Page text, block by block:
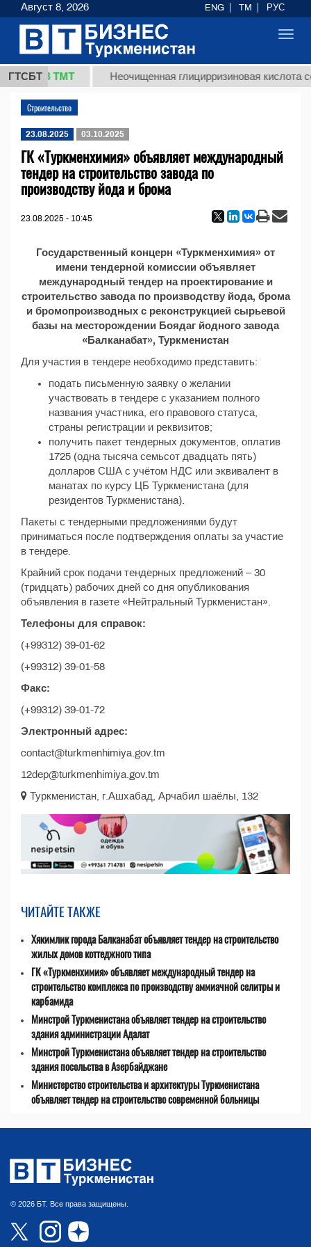
ГТСБТ
37,8 ТМТ Неочищенная глицирризиновая кислота
Строительство
23.08.2025 03.10.2025
ГК «Туркменхимия» объявляет международный
тендер на строительство завода по
производству йода и брома
23.08.2025 - 10:45
Государственный концерн «Туркменхимия» от
имени тендерной комиссии объявляет
международный тендер на проектирование и
строительство завода по производству йода, брома
и бромопроизводных с реконструкцией сырьевой
базы на месторождении Боядаг йодного завода
«Балканабат», Туркменистан
Для участия в тендере необходимо представить:
подать письменную заявку о желании
участвовать в тендере с указанием полного
названия участника, его правового статуса,
страны регистрации и реквизитов;
получить пакет тендерных документов, оплатив
1725 (одна тысяча семьсот двадцать пять)
долларов США с учётом НДС или эквивалент в
манатах по курсу ЦБ Туркменистана (для
резидентов Туркменистана).
Пакеты с тендерными предложениями будут
приниматься после подтверждения оплаты за участие
в тендере.
Крайний срок подачи тендерных предложений – 30
(тридцать) рабочих дней со дня опубликования
объявления в газете «Нейтральный Туркменистан».
Телефоны для справок:
(+99312) 39-01-62
(+99312) 39-01-58
Факс:
(+99312) 39-01-72
Электронный адрес:
contact@turkmenhimiya.gov.tm
12dep@turkmenhimiya.gov.tm
Туркменистан, г.Ашхабад, Арчабил шаёлы, 132
ЧИТАЙТЕ ТАКЖЕ
Хякимлик города Балканабат объявляет тендер на строительство
жилых домов коттеджного типа
ГК «Туркменхимия» объявляет международный тендер на
строительство комплекса по производству аммиачной селитры и
карбамида
Минстрой Туркменистана объявляет тендер на строительство
здания администрации Адалат
Минстрой Туркменистана объявляет тендер на строительство
здания посольства в Азербайджане
Министерство строительства и архитектуры Туркменистана
объявляет тендер на строительство современной больницы
© 2026 БТ. Все права защищены.
Август 8, 2026 ENG TM РУС